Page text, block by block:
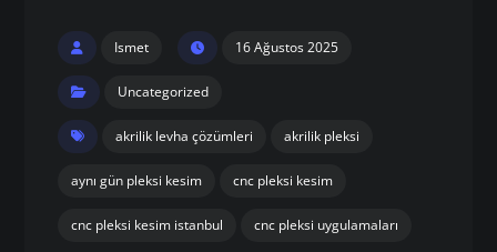
Ismet 16 Ağustos 2025
Uncategorized
akrilik levha çözümleri akrilik pleksi
aynı gün pleksi kesim cnc pleksi kesim
cnc pleksi kesim istanbul cnc pleksi uygulamaları